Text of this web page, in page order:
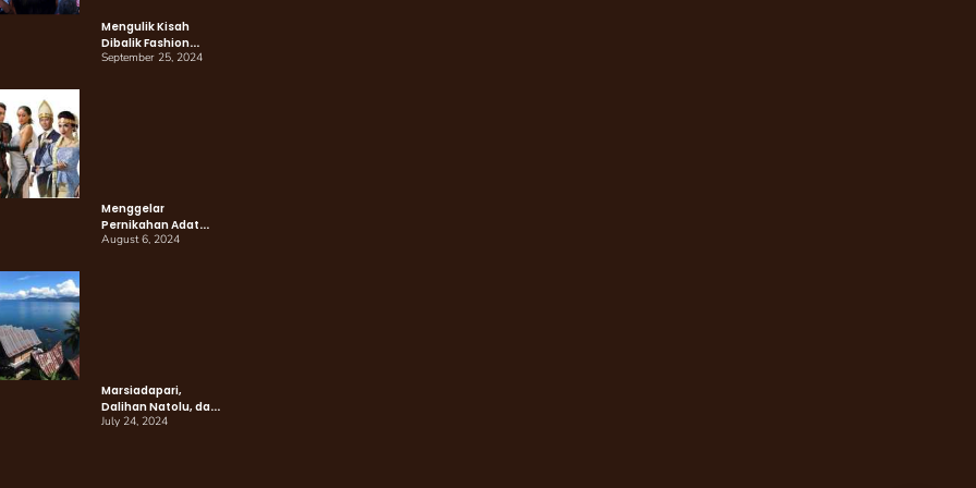
Mengulik Kisah
Dibalik Fashion
Show Chathaulos
September 25, 2024
Menggelar
Pernikahan Adat
Batak, Batak Untuk
August 6, 2024
Marsiadapari,
Dalihan Natolu, dan
Dongan Sahuta:
July 24, 2024